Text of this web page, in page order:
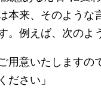
本来、そのような
。例えば、次のよ
用意いたしますの
ださい」